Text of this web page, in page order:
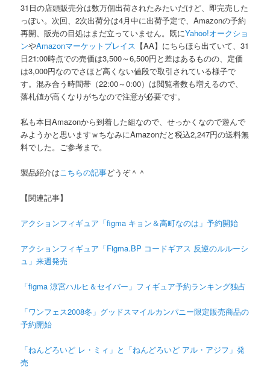
31日の店頭販売分は数万個出荷されたみたいだけど、即完売した
っぽい。次回、2次出荷分は4月中に出荷予定で、Amazonの予約
再開、販売の目処はまだ立っていません。既にYahoo!オークショ
ンやAmazonマーケットプレイス 【AA】にちらほら出ていて、31
日21:00時点での売価は3,500～6,500円と差はあるものの、定価
は3,000円なのでさほど高くない値段で取引されている様子で
す。混み合う時間帯（22:00～0:00）は閲覧者数も増えるので、
落札値が高くなりがちなので注意が必要です。
私も本日Amazonから到着した組なので、せっかくなので遊んで
みようかと思いますｗちなみにAmazonだと税込2,247円の送料無
料でした。ご参考まで。
製品紹介はこちらの記事どうぞ＾＾
【関連記事】
アクションフィギュア「figma キョン＆高町なのは」予約開始
アクションフィギュア「Figma.BP コードギアス 反逆のルルーシ
ュ」来週発売
「figma 涼宮ハルヒ＆セイバー」フィギュア予約ランキング独占
「ワンフェス2008冬」グッドスマイルカンパニー限定販売商品の
予約開始
「ねんどろいど レ・ミィ」と「ねんどろいど アル・アジフ」発
売